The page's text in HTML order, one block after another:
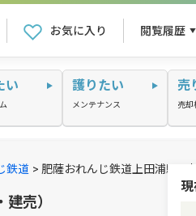
お気に入り 閲覧履歴
い 護りたい
メンテナンス
売
売却
鉄道 肥薩おれんじ鉄道上田浦駅の
売）